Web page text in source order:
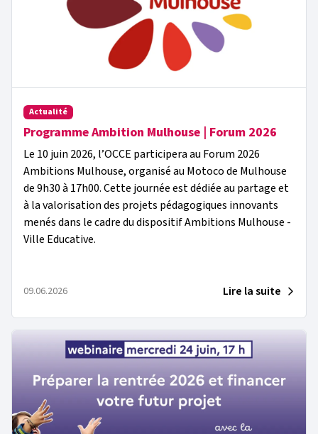
Actualité
Programme Ambition Mulhouse | Forum 2026
Le 10 juin 2026, l’OCCE participera au Forum 2026
Ambitions Mulhouse, organisé au Motoco de Mulhouse
de 9h30 à 17h00. Cette journée est dédiée au partage et
à la valorisation des projets pédagogiques innovants
menés dans le cadre du dispositif Ambitions Mulhouse -
Ville Educative.
09.06.2026 Lire la suite